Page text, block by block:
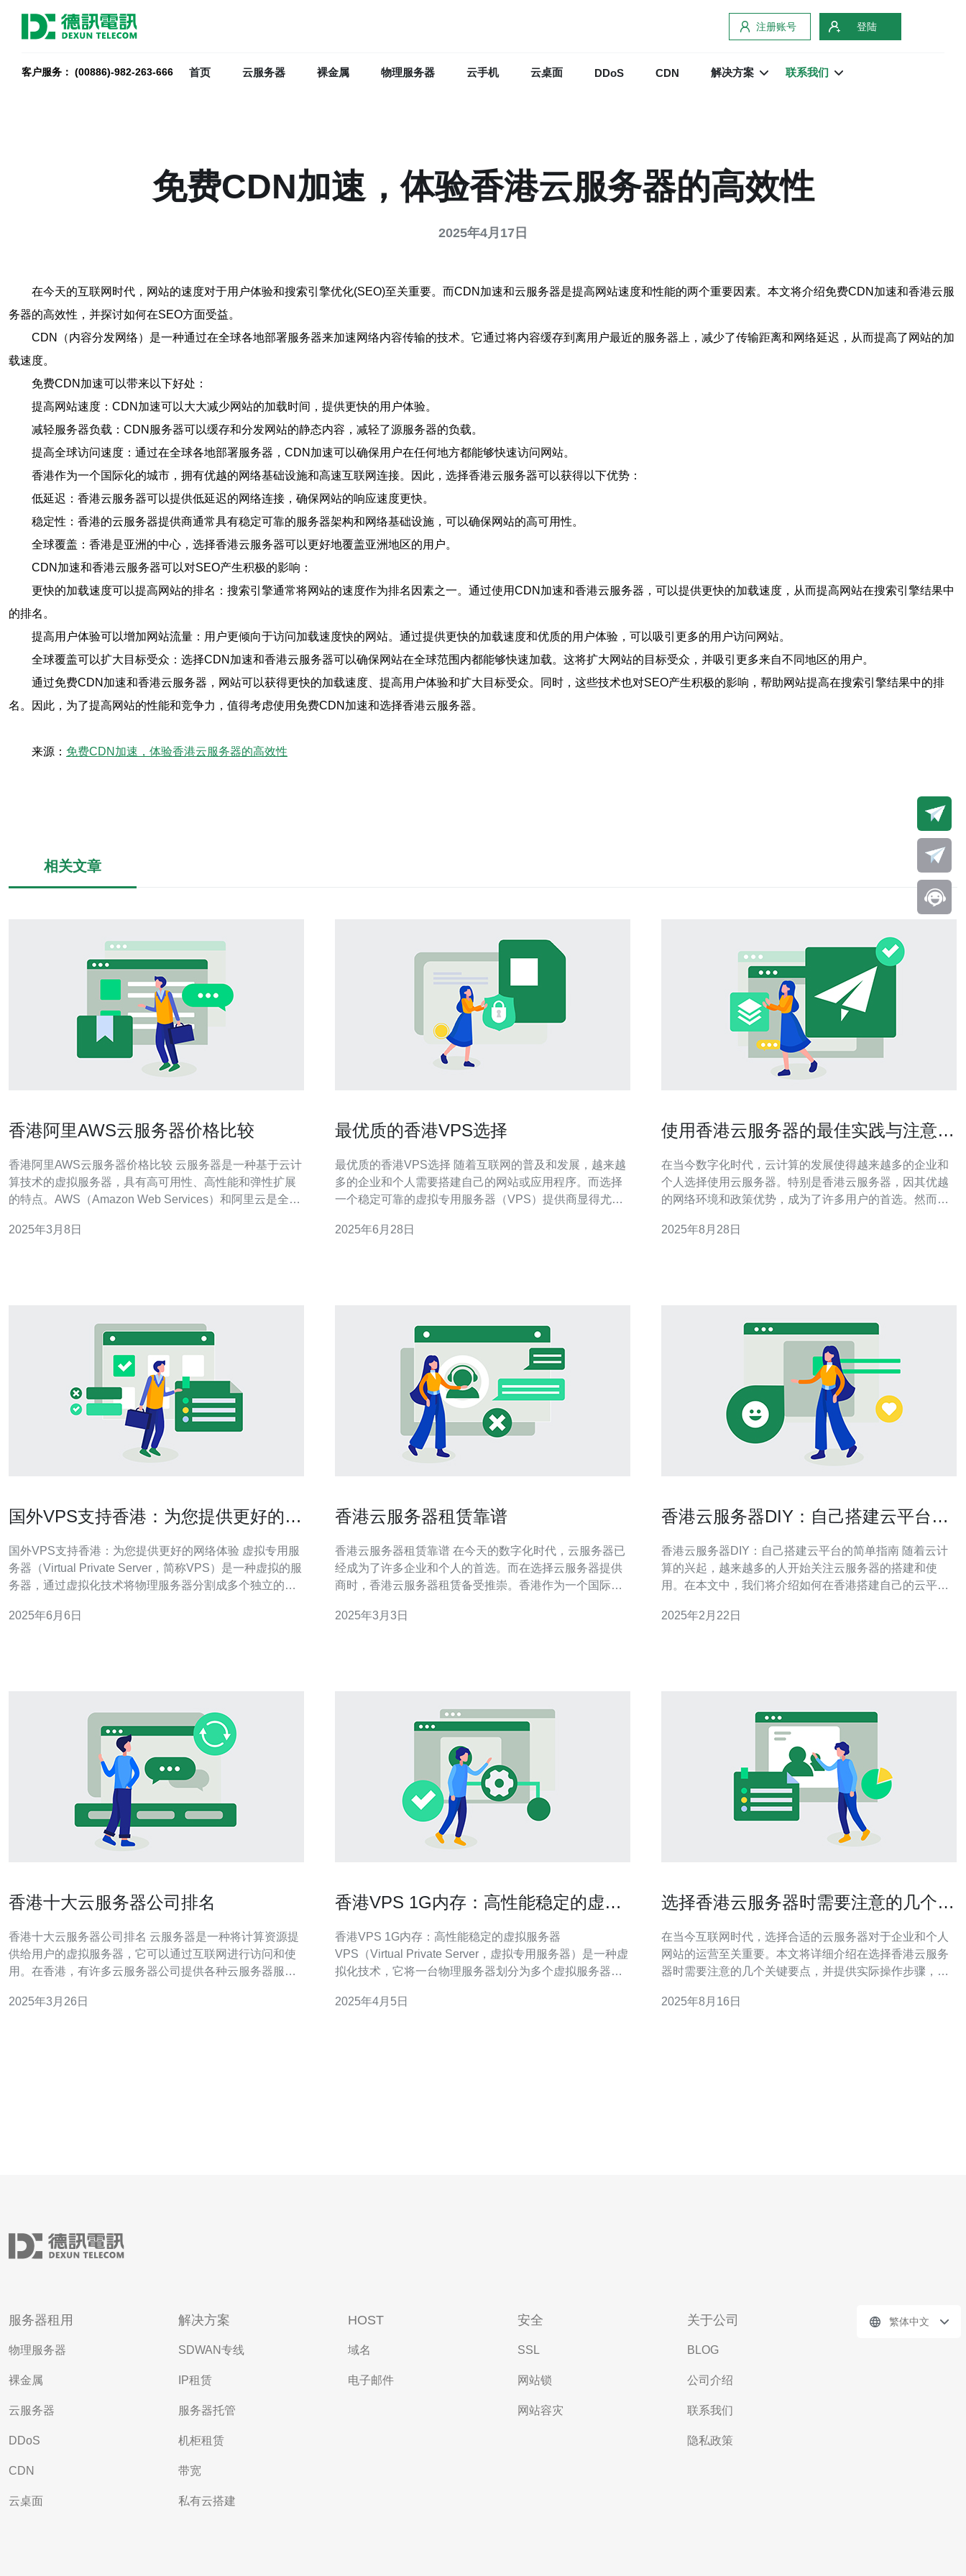
注册账号 登陆
客户服务： (00886)-982-263-666 首页 云服务器 裸金属 物理服务器 云手机 云桌面 DDoS CDN 解决方案 联系我们
免费CDN加速，体验香港云服务器的高效性
2025年4月17日
在今天的互联网时代，网站的速度对于用户体验和搜索引擎优化(SEO)至关重要。而CDN加速和云服务器是提高网站速度和性能的两个重要因素。本文将介绍免费CDN加速和香港云服
务器的高效性，并探讨如何在SEO方面受益。
CDN（内容分发网络）是一种通过在全球各地部署服务器来加速网络内容传输的技术。它通过将内容缓存到离用户最近的服务器上，减少了传输距离和网络延迟，从而提高了网站的加
载速度。
免费CDN加速可以带来以下好处：
提高网站速度：CDN加速可以大大减少网站的加载时间，提供更快的用户体验。
减轻服务器负载：CDN服务器可以缓存和分发网站的静态内容，减轻了源服务器的负载。
提高全球访问速度：通过在全球各地部署服务器，CDN加速可以确保用户在任何地方都能够快速访问网站。
香港作为一个国际化的城市，拥有优越的网络基础设施和高速互联网连接。因此，选择香港云服务器可以获得以下优势：
低延迟：香港云服务器可以提供低延迟的网络连接，确保网站的响应速度更快。
稳定性：香港的云服务器提供商通常具有稳定可靠的服务器架构和网络基础设施，可以确保网站的高可用性。
全球覆盖：香港是亚洲的中心，选择香港云服务器可以更好地覆盖亚洲地区的用户。
CDN加速和香港云服务器可以对SEO产生积极的影响：
更快的加载速度可以提高网站的排名：搜索引擎通常将网站的速度作为排名因素之一。通过使用CDN加速和香港云服务器，可以提供更快的加载速度，从而提高网站在搜索引擎结果中
的排名。
提高用户体验可以增加网站流量：用户更倾向于访问加载速度快的网站。通过提供更快的加载速度和优质的用户体验，可以吸引更多的用户访问网站。
全球覆盖可以扩大目标受众：选择CDN加速和香港云服务器可以确保网站在全球范围内都能够快速加载。这将扩大网站的目标受众，并吸引更多来自不同地区的用户。
通过免费CDN加速和香港云服务器，网站可以获得更快的加载速度、提高用户体验和扩大目标受众。同时，这些技术也对SEO产生积极的影响，帮助网站提高在搜索引擎结果中的排
名。因此，为了提高网站的性能和竞争力，值得考虑使用免费CDN加速和选择香港云服务器。
来源： 免费CDN加速，体验香港云服务器的高效性
相关文章
香港阿里AWS云服务器价格比较
香港阿里AWS云服务器价格比较 云服务器是一种基于云计
算技术的虚拟服务器，具有高可用性、高性能和弹性扩展
的特点。AWS（Amazon Web Services）和阿里云是全球
服务。本文将对香港地区的阿里云和AWS云服务器的价格
2025年3月8日
最优质的香港VPS选择
最优质的香港VPS选择 随着互联网的普及和发展，越来越
多的企业和个人需要搭建自己的网站或应用程序。而选择
一个稳定可靠的虚拟专用服务器（VPS）提供商显得尤为
睐，因为香港地理位置优越，网络速度快，并且政治稳
2025年6月28日
使用香港云服务器的最佳实践与注意事
在当今数字化时代，云计算的发展使得越来越多的企业和
个人选择使用云服务器。特别是香港云服务器，因其优越
的网络环境和政策优势，成为了许多用户的首选。然而，
项显得尤为重要。 首先，选择合适的香港云服务器提供商
2025年8月28日
国外VPS支持香港：为您提供更好的网
国外VPS支持香港：为您提供更好的网络体验 虚拟专用服
务器（Virtual Private Server，简称VPS）是一种虚拟的服
务器，通过虚拟化技术将物理服务器分割成多个独立的虚
2025年6月6日
香港云服务器租赁靠谱
香港云服务器租赁靠谱 在今天的数字化时代，云服务器已
经成为了许多企业和个人的首选。而在选择云服务器提供
商时，香港云服务器租赁备受推崇。香港作为一个国际化
务器的稳定运行提供了有力保障。此外，香港作为国际金
2025年3月3日
香港云服务器DIY：自己搭建云平台的
香港云服务器DIY：自己搭建云平台的简单指南 随着云计
算的兴起，越来越多的人开始关注云服务器的搭建和使
用。在本文中，我们将介绍如何在香港搭建自己的云平
需要选择一个可靠的云服务器提供商。在香港，有许多知
2025年2月22日
香港十大云服务器公司排名
香港十大云服务器公司排名 云服务器是一种将计算资源提
供给用户的虚拟服务器，它可以通过互联网进行访问和使
用。在香港，有许多云服务器公司提供各种云服务器服
A是香港最大的云服务器提供商之一。他们提供高性能的云
2025年3月26日
香港VPS 1G内存：高性能稳定的虚拟
香港VPS 1G内存：高性能稳定的虚拟服务器
VPS（Virtual Private Server，虚拟专用服务器）是一种虚
拟化技术，它将一台物理服务器划分为多个虚拟服务器，
资源。VPS提供了更高的性能和稳定性，同时具有更低的
2025年4月5日
选择香港云服务器时需要注意的几个要
在当今互联网时代，选择合适的云服务器对于企业和个人
网站的运营至关重要。本文将详细介绍在选择香港云服务
器时需要注意的几个关键要点，并提供实际操作步骤，帮
意的要点： 1. 了解云服务器的类型 在选择香港云服务器之
2025年8月16日
服务器租用
物理服务器
裸金属
云服务器
DDoS
CDN
云桌面
解决方案
SDWAN专线
IP租赁
服务器托管
机柜租赁
带宽
私有云搭建
HOST
域名
电子邮件
安全
SSL
网站锁
网站容灾
关于公司
BLOG
公司介绍
联系我们
隐私政策
繁体中文